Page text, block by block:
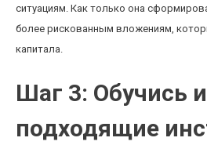
ситуациям. Как только она
более рискованным вложениям,
капитала.
Шаг 3: Обучись
подходящие